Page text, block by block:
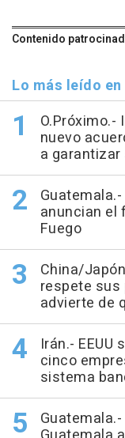
Contenido
Lo más leído
O.Próximo.-
nuevo
a
anuncian el
Fuego
China/
respete
advierte de
Irán.-
cinco
sistema